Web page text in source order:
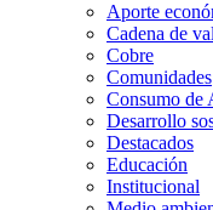
Aporte
Cadena de
Cobre
Comunidades
Consumo de
Desarrollo
Destacados
Educación
Institucional